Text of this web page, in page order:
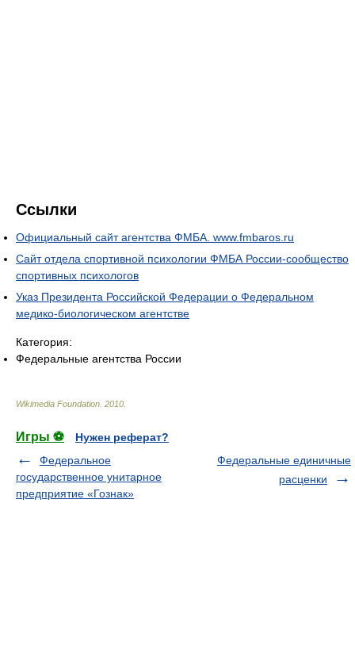
Ссылки
Официальный сайт агентства ФМБА. www.fmbaros.ru
Сайт отдела спортивной психологии ФМБА России-сообщество
спортивных психологов
Указ Президента Российской Федерации о Федеральном
медико-биологическом агентстве
Категория:
Федеральные агентства России
Wikimedia Foundation 2010
Игры ⚽
Нужен реферат?
Федеральное
государственное унитарное
предприятие «Гознак»
Федеральные единичные
расценки